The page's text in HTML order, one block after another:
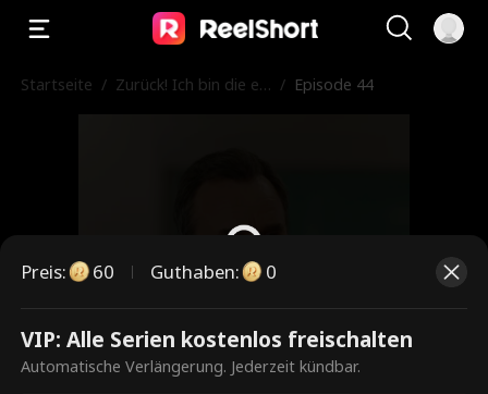
Startseite / Zurück! Ich bin die ec
/ Episode 44
Dies ist eine kostenpflichtige
Episode. Bitte entsperren, um
Preis: 60 Guthaben: 0
VIP: Alle Serien kostenlos freischalten
Automatische Verlängerung. Jederzeit kündbar.